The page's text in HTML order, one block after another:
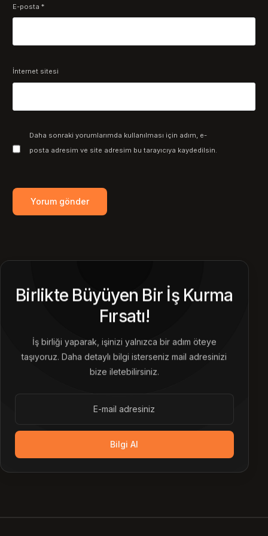
E-posta*
İnternet sitesi
Daha sonraki yorumlarımda kullanılması için adım, e-
posta adresim ve site adresim bu tarayıcıya kaydedilsin.
Birlikte Büyüyen Bir İş Kurma
Fırsatı!
İş birliği yaparak, işinizi yalnızca bir adım öteye
taşıyoruz. Daha detaylı bilgi isterseniz mail adresinizi
bize iletebilirsiniz.
Bilgi Al